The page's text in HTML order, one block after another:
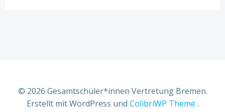
© 2026 Gesamtschüler*innen Vertretung Bremen.
Erstellt mit WordPress und ColibriWP Theme .